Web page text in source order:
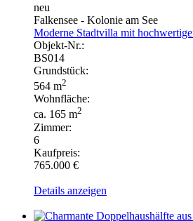
neu
Falkensee - Kolonie am See
Moderne Stadtvilla mit
Objekt-Nr.:
BS014
Grundstück:
564 m2
Wohnfläche:
ca. 165 m2
Zimmer:
6
Kaufpreis:
765.000 €
Details anzeigen